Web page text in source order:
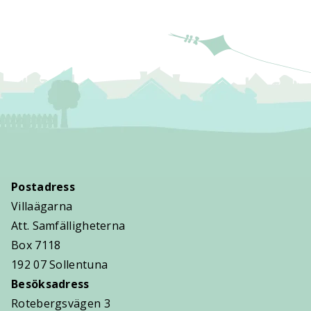
Postadress
Villaägarna
Att. Samfälligheterna
Box 7118
192 07 Sollentuna
Besöksadress
Rotebergsvägen 3